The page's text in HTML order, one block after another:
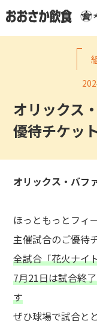
オリックス
優待チケッ
オリックス・バフ
ほっともっとフィ
主催試合のご優待
全試合「花火ナイ
7月21日は試合終
す
ぜひ球場で試合と